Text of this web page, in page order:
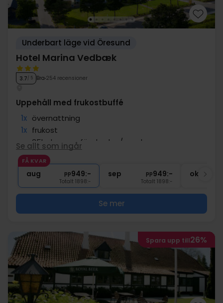
Underbart läge vid Öresund
Hotel Marina Vedbæk
3.7/ 5 Bra 254 recensioner
Uppehåll med frukostbuffé
1x övernattning
1x frukost
∞
35kr. kupong för drycker/snacks
∞ Gratis parkering
1x kaffe att ta med
Se allt som ingår
FÅ KVAR
aug pp949:-
Totalt 1898:-
sep pp949:-
Totalt 1898:-
okt
Se mer
Spara upp till26%